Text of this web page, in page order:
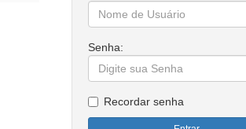
Senha:
Recordar senha